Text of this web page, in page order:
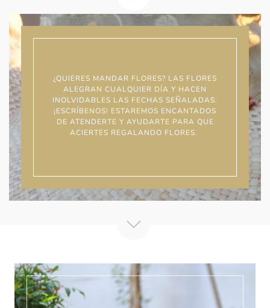
¿QUIERES MANDAR FLORES? LAS FLORES
ALEGRAN CUALQUIER DÍA Y HACEN
INOLVIDABLES LAS FECHAS SEÑALADAS.
¡ESCRÍBENOS! ESTAREMOS ENCANTADOS
DE ATENDERTE Y AYUDARTE PARA QUE
ACIERTES REGALANDO FLORES.